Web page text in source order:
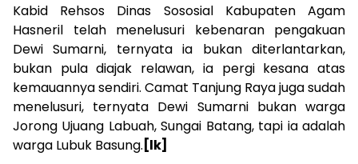
Kabid Rehsos Dinas Sososial Kabupaten Agam
Hasneril telah menelusuri kebenaran pengakuan
Dewi Sumarni, ternyata ia bukan diterlantarkan,
bukan pula diajak relawan, ia pergi kesana atas
kemauannya sendiri. Camat Tanjung Raya juga sudah
menelusuri, ternyata Dewi Sumarni bukan warga
Jorong Ujuang Labuah, Sungai Batang, tapi ia adalah
warga Lubuk Basung. [lk]